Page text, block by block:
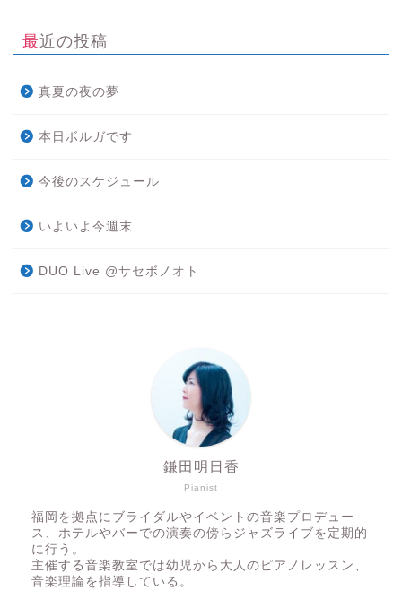
最近の投稿
真夏の夜の夢
本日ボルガです
今後のスケジュール
いよいよ今週末
DUO Live @サセボノオト
Pianist
鎌田明日香
福岡を拠点にブライダルやイベントの音楽プロデュー
ス、ホテルやバーでの演奏の傍らジャズライブを定期的
に行う。
主催する音楽教室では幼児から大人のピアノレッスン、
音楽理論を指導している。